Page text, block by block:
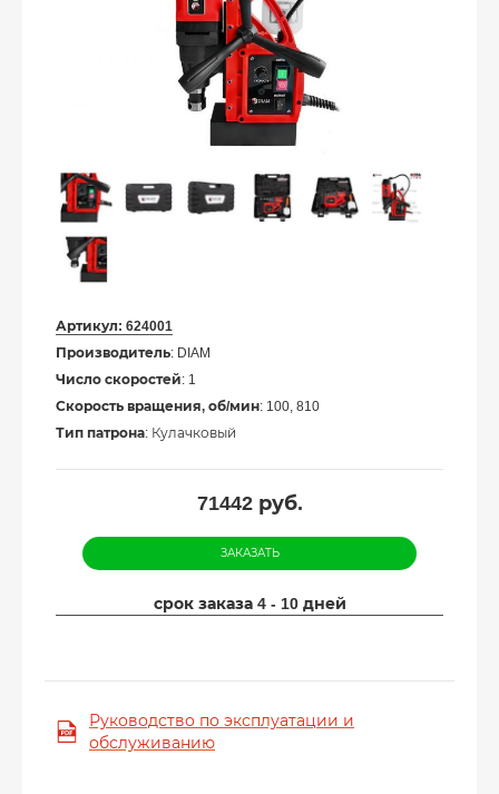
Артикул: 624001
Производитель: DIAM
Число скоростей: 1
Скорость вращения, об/мин: 100, 810
Тип патрона: Кулачковый
71442руб.
ЗАКАЗАТЬ
срок заказа 4 - 10 дней
Руководство по эксплуатации и
обслуживанию